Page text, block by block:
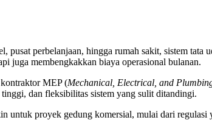
pusat perbelanjaan, hingga rumah sakit, sistem
juga membengkakkan biaya operasional bulanan.
MEP (Mechanical, Electrical, and
dan fleksibilitas sistem yang sulit ditandingi.
untuk proyek gedung komersial, mulai dari